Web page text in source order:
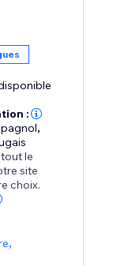
:
,
le
site
choix.
,